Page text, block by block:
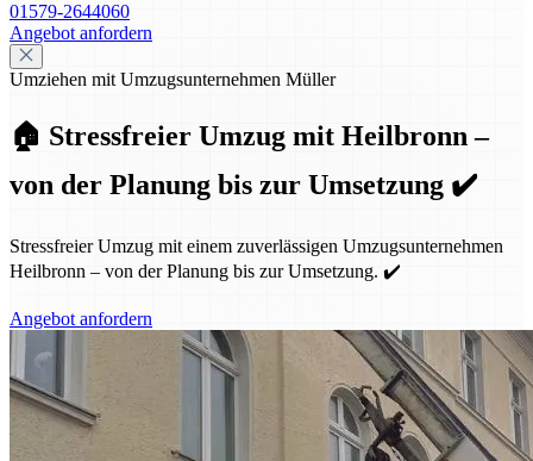
01579-2644060
Angebot anfordern
Umziehen mit Umzugsunternehmen Müller
🏠 Stressfreier Umzug mit Heilbronn –
von der Planung bis zur Umsetzung ✔️
Stressfreier Umzug mit einem zuverlässigen Umzugsunternehmen
Heilbronn – von der Planung bis zur Umsetzung. ✔️
Angebot anfordern